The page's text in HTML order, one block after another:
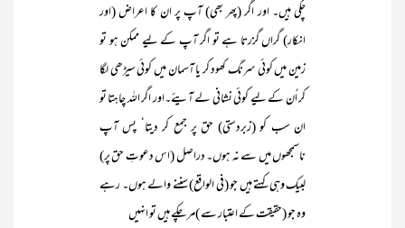
چکی ہیں۔ اور اگر (پھر بھی) آپ پر ان کا اعراض (اور
انکار) گراں گزرتا ہے تو اگر آپ کے لیے ممکن ہو تو
زمین میں کوئی سرنگ کھود کر یا آسمان میں کوئی سیڑھی لگا
کر اُن کے لیے کوئی نشانی لے آیئے۔اور اگر اللہ چاہتا تو
ان سب کو (زبردستی) حق پر جمع کر دیتا‘ پس آپ
ناسمجھوں میں سے نہ ہوں۔ دراصل (اس دعوتِ حق پر)
لبیک وہی کہتے ہیں جو (فی الواقع) سننے والے ہوں۔ رہے
وہ جو (حقیقت کے اعتبار سے )مر چکے ہیں تو انہیں